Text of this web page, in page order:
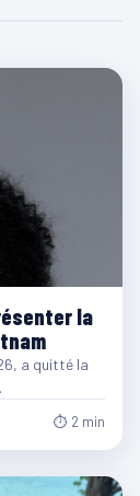
la
a quitté la
⏱ 2 min